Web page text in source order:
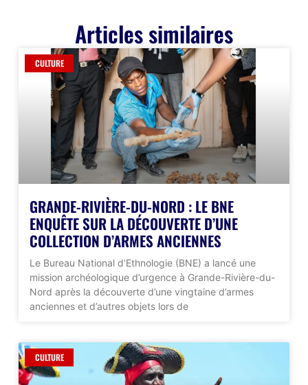
Articles similaires
CULTURE
GRANDE-RIVIÈRE-DU-NORD : LE BNE
ENQUÊTE SUR LA DÉCOUVERTE D’UNE
COLLECTION D’ARMES ANCIENNES
Le Bureau National d’Ethnologie (BNE) a lancé une
mission archéologique d’urgence à Grande-Rivière-du-
Nord après la découverte d’une vingtaine d’armes
anciennes et d’autres objets lors de
CULTURE